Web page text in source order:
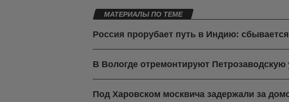
МАТЕРИАЛЫ ПО ТЕМЕ
Россия прорубает путь в Индию:
В Вологде отремонтируют Петрозаводскую
Под Харовском москвича задержали за